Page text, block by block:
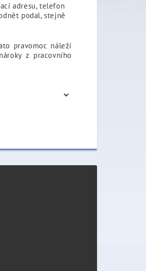
adresu, telefon
podal, stejně
pravomoc náleží
z pracovního